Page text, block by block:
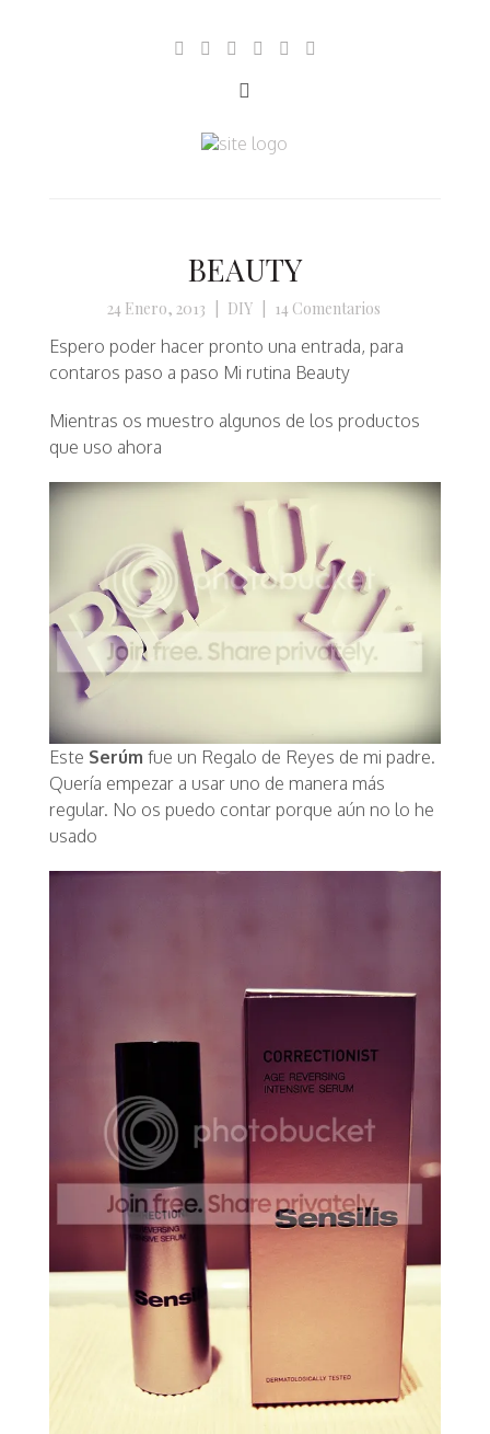
BEAUTY
24 Enero, 2013 DIY 14 Comentarios
Espero poder hacer pronto una entrada, para
contaros paso a paso Mi rutina Beauty
Mientras os muestro algunos de los productos
que uso ahora
Este Serúm fue un Regalo de Reyes de mi padre.
Quería empezar a usar uno de manera más
regular. No os puedo contar porque aún no lo he
usado